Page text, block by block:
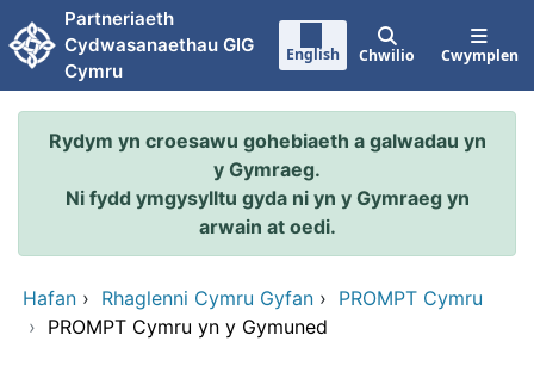
Neidio i'r prif gynnwy
Partneriaeth
Cydwasanaethau GIG
Cymru
English Chwilio Cwymplen
Rydym yn croesawu gohebiaeth a galwadau yn
y Gymraeg.
Ni fydd ymgysylltu gyda ni yn y Gymraeg yn
arwain at oedi.
Hafan › Rhaglenni Cymru Gyfan › PROMPT Cymru
› PROMPT Cymru yn y Gymuned